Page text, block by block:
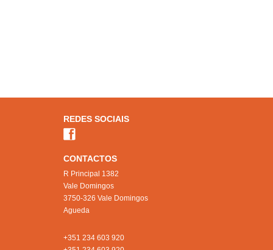
REDES SOCIAIS
CONTACTOS
R Principal 1382
Vale Domingos
3750-326 Vale Domingos
Agueda
+351 234 603 920